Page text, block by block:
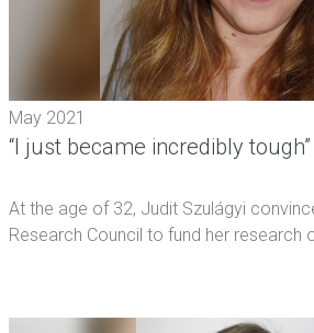
May 2021
“I just became incredibly tough”
At the age of 32, Judit Szulágyi
Research Council to fund her research